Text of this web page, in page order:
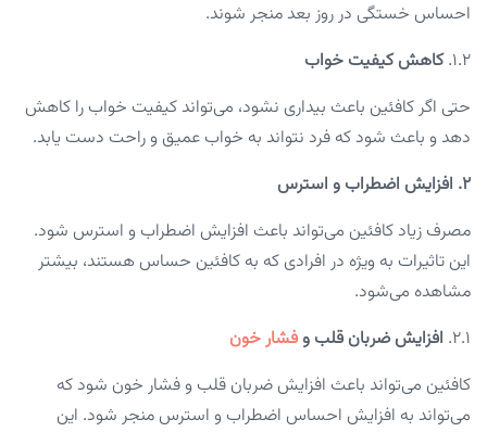
احساس خستگی در روز بعد منجر شوند.
1.2. کاهش کیفیت خواب
حتی اگر کافئین باعث بیداری نشود، می‌تواند کیفیت خواب را کاهش
دهد و باعث شود که فرد نتواند به خواب عمیق و راحت دست یابد.
۲. افزایش اضطراب و استرس
مصرف زیاد کافئین می‌تواند باعث افزایش اضطراب و استرس شود.
این تاثیرات به ویژه در افرادی که به کافئین حساس هستند، بیشتر
مشاهده می‌شود.
2.1. افزایش ضربان قلب و فشار خون
کافئین می‌تواند باعث افزایش ضربان قلب و فشار خون شود که
می‌تواند به افزایش احساس اضطراب و استرس منجر شود. این